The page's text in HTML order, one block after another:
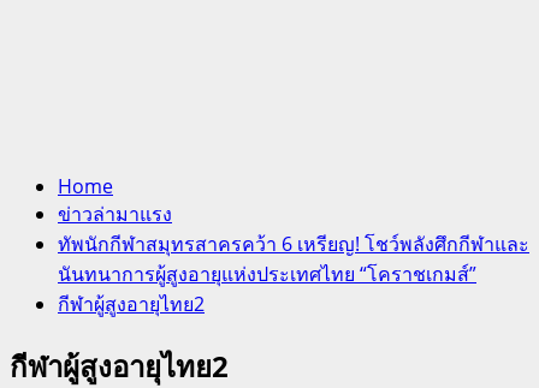
Home
ข่าวล่ามาแรง
ทัพนักกีฬาสมุทรสาครคว้า 6 เหรียญ! โชว์พลังศึกกีฬาและ
นันทนาการผู้สูงอายุแห่งประเทศไทย “โคราชเกมส์”
กีฬาผู้สูงอายุไทย2
กีฬาผู้สูงอายุไทย2